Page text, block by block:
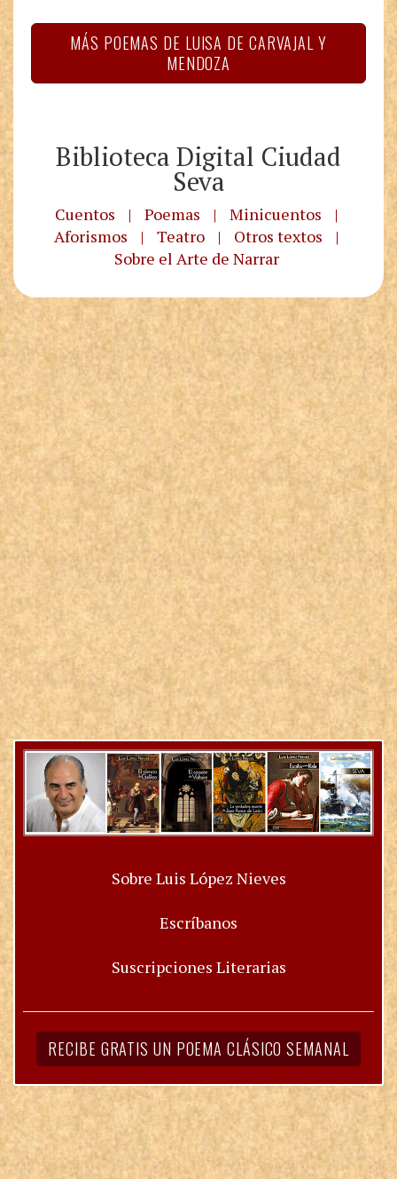
MÁS POEMAS DE LUISA DE CARVAJAL Y
MENDOZA
Biblioteca Digital Ciudad
Seva
Cuentos | Poemas | Minicuentos
|
Aforismos
| Teatro | Otros textos
|
Sobre el Arte de Narrar
Sobre Luis López Nieves
Escríbanos
Suscripciones Literarias
RECIBE GRATIS UN POEMA CLÁSICO SEMANAL